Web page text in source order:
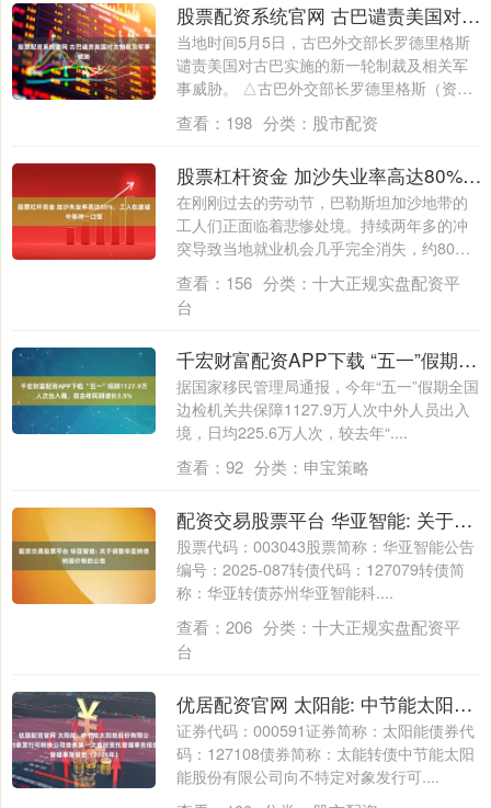
股票配资系统官网 古巴谴责美国对古制裁及军事威胁
当地时间5月5日，古巴外交部长罗德里格斯
谴责美国对古巴实施的新一轮制裁及相关军
事威胁。 △古巴外交部长罗德里格斯（资料
图....
查看： 198 分类： 股市配资
股票杠杆资金 加沙失业率高达80%，工人在废墟中等待一口饭
在刚刚过去的劳动节，巴勒斯坦加沙地带的
工人们正面临着悲惨处境。持续两年多的冲
突导致当地就业机会几乎完全消失，约80%
的劳....
查看： 156 分类： 十大正规实盘配资平
台
千宏财富配资APP下载 “五一”假期1127.9万人次出入境，较去年同期增长3.5%
据国家移民管理局通报，今年“五一”假期全国
边检机关共保障1127.9万人次中外人员出入
境，日均225.6万人次，较去年“....
查看： 92 分类： 申宝策略
配资交易股票平台 华亚智能: 关于调整华亚转债转股价格的公告
股票代码：003043股票简称：华亚智能公告
编号：2025-087转债代码：127079转债简
称：华亚转债苏州华亚智能科....
查看： 206 分类： 十大正规实盘配资平
台
优居配资官网 太阳能: 中节能太阳能股份有限公司向不特定对象发行可转换公司债券第一次临时受托管理事务报告（2025年）
证券代码：000591证券简称：太阳能债券代
码：127108债券简称：太能转债中节能太阳
能股份有限公司向不特定对象发行可....